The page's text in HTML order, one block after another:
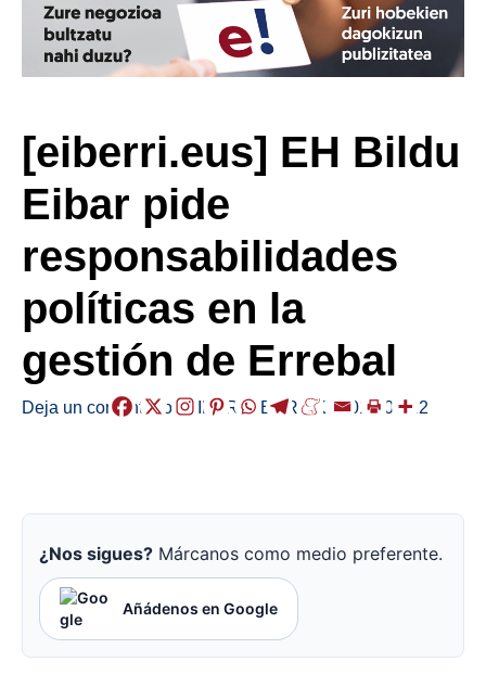
[eiberri.eus] EH Bildu
Eibar pide
responsabilidades
políticas en la
gestión de Errebal
Deja un comentario /EIBAR ,HERRIAK /2019-03-22
¿Nos sigues? Márcanos como medio preferente.
Añádenos en Google